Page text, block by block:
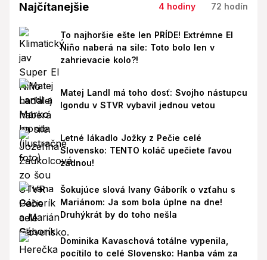
Najčítanejšie 4 hodiny 72 hodín
To najhoršie ešte len PRÍDE! Extrémne El
Niño naberá na sile: Toto bolo len v
zahrievacie kolo?!
Matej Landl má toho dosť: Svojho nástupcu
Igondu v STVR vybavil jednou vetou
Letné lákadlo Jožky z Pečie celé
Slovensko: TENTO koláč upečiete ľavou
zadnou!
Šokujúce slová Ivany Gáborík o vzťahu s
Mariánom: Ja som bola úplne na dne!
Druhýkrát by do toho nešla
Dominika Kavaschová totálne vypenila,
pocítilo to celé Slovensko: Hanba vám za